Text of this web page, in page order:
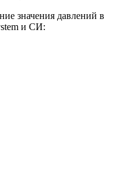
значения давлений в
и СИ: